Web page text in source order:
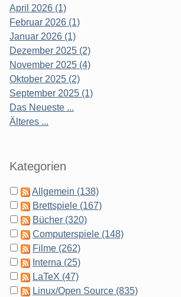
April 2026 (1)
Februar 2026 (1)
Januar 2026 (1)
Dezember 2025 (2)
November 2025 (4)
Oktober 2025 (2)
September 2025 (1)
Das Neueste ...
Älteres ...
Kategorien
Allgemein (138)
Brettspiele (167)
Bücher (320)
Computerspiele (148)
Filme (262)
Interna (25)
LaTeX (47)
Linux/Open Source (835)